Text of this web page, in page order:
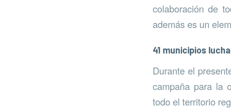
colaboración de
además es un
41 municipios
Durante el
campaña para la
todo el territorio